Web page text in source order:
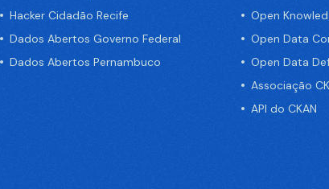
Hacker Cidadão Recife
Dados Abertos Governo Federal
Dados Abertos Pernambuco
Open
Open Data
Open Data
Associação
API do CKAN